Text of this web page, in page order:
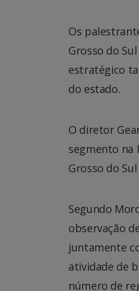
Os
Grosso do
estratégico
do estado.
O diretor
segmento na
Grosso do
Segundo
observação
juntamente
atividade de
número de